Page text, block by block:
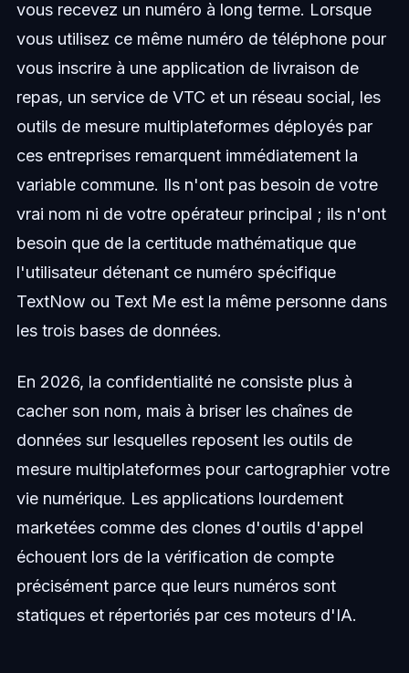
vous recevez un numéro à long terme. Lorsque
vous utilisez ce même numéro de téléphone pour
vous inscrire à une application de livraison de
repas, un service de VTC et un réseau social, les
outils de mesure multiplateformes déployés par
ces entreprises remarquent immédiatement la
variable commune. Ils n'ont pas besoin de votre
vrai nom ni de votre opérateur principal ; ils n'ont
besoin que de la certitude mathématique que
l'utilisateur détenant ce numéro spécifique
TextNow ou Text Me est la même personne dans
les trois bases de données.
En 2026, la confidentialité ne consiste plus à
cacher son nom, mais à briser les chaînes de
données sur lesquelles reposent les outils de
mesure multiplateformes pour cartographier votre
vie numérique. Les applications lourdement
marketées comme des clones d'outils d'appel
échouent lors de la vérification de compte
précisément parce que leurs numéros sont
statiques et répertoriés par ces moteurs d'IA.